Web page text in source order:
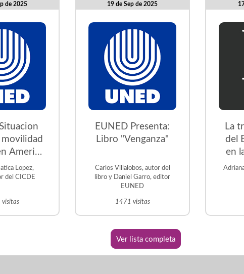
de 2025
America
para la
Lopez,
del CICDE
visitas
19 de Sep de 2025
EUNED Presenta:
Libro "Venganza"
Carlos Villalobos, autor del
libro y Daniel Garro, editor
EUNED
1471 visitas
La
del
en
Ver lista completa